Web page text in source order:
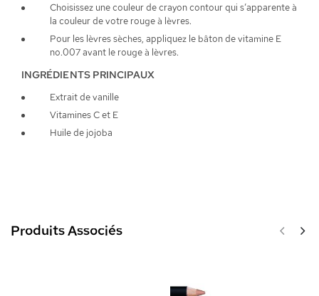
Choisissez une couleur de crayon contour qui s’apparente à
la couleur de votre rouge à lèvres.
Pour les lèvres sèches, appliquez le bâton de vitamine E
no.007 avant le rouge à lèvres.
INGRÉDIENTS PRINCIPAUX
Extrait de vanille
Vitamines C et E
Huile de jojoba
Produits Associés